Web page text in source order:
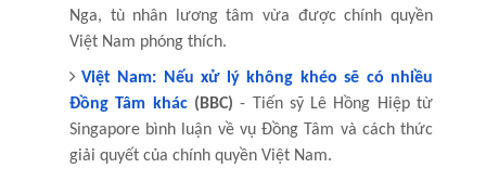
Nga, tù nhân lương tâm vừa được chính quyền
Việt Nam phóng thích.
Việt Nam: Nếu xử lý không khéo sẽ có nhiều
Đồng Tâm khác(BBC) - Tiến sỹ Lê Hồng Hiệp từ
Singapore bình luận về vụ Đồng Tâm và cách thức
giải quyết của chính quyền Việt Nam.